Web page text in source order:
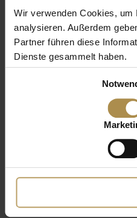
Wir verwenden Cookies, um
analysieren. Außerdem
Partner führen diese
Dienste gesammelt haben.